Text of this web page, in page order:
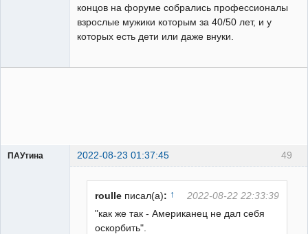
концов на форуме собрались профессионалы
взрослые мужики которым за 40/50 лет, и у
которых есть дети или даже внуки.
49
ПАУтина 2022-08-23 01:37:45
roulle писал(а): ↑
2022-08-22 22:33:39
"как же так - Американец не дал себя
оскорбить".